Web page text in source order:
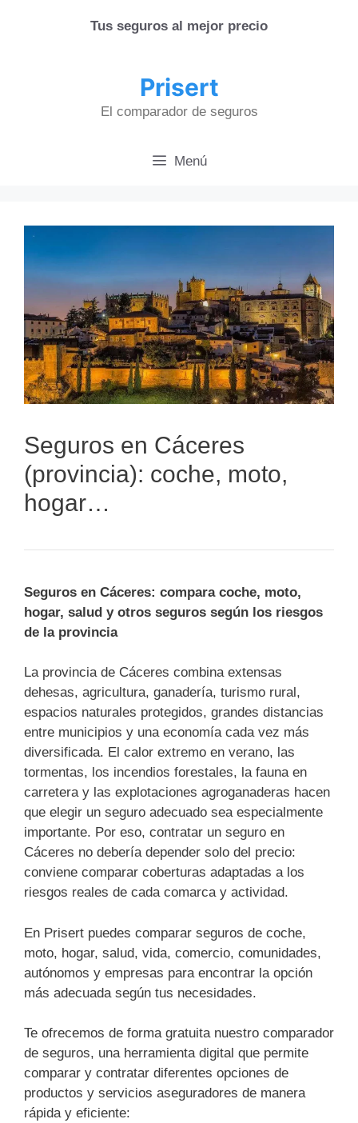
Tus seguros al mejor precio
Prisert
El comparador de seguros
Menú
Seguros en Cáceres
(provincia): coche, moto,
hogar…
Seguros en Cáceres: compara coche, moto,
hogar, salud y otros seguros según los riesgos
de la provincia
La provincia de Cáceres combina extensas
dehesas, agricultura, ganadería, turismo rural,
espacios naturales protegidos, grandes distancias
entre municipios y una economía cada vez más
diversificada. El calor extremo en verano, las
tormentas, los incendios forestales, la fauna en
carretera y las explotaciones agroganaderas hacen
que elegir un seguro adecuado sea especialmente
importante. Por eso, contratar un seguro en
Cáceres no debería depender solo del precio:
conviene comparar coberturas adaptadas a los
riesgos reales de cada comarca y actividad.
En Prisert puedes comparar seguros de coche,
moto, hogar, salud, vida, comercio, comunidades,
autónomos y empresas para encontrar la opción
más adecuada según tus necesidades.
Te ofrecemos de forma gratuita nuestro comparador
de seguros, una herramienta digital que permite
comparar y contratar diferentes opciones de
productos y servicios aseguradores de manera
rápida y eficiente: